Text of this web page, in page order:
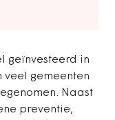
geïnvesteerd in
gemeenten
Naast
preventie,